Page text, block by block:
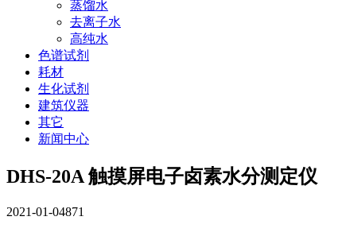
蒸馏水
去离子水
高纯水
色谱试剂
耗材
生化试剂
建筑仪器
其它
新闻中心
DHS-20A 触摸屏电子卤素水分测定仪
2021-01-04871